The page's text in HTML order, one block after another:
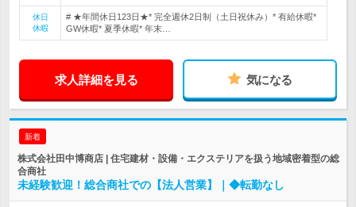
休日
休暇
# ★年間休日123日★* 完全週休2日制（土日祝休み）* 有給休暇*
GW休暇* 夏季休暇* 年末…
求人詳細を見る 気になる
新着
株式会社田中博商店 | 住宅建材・設備・エクステリアを扱う地域密着型の総
合商社
未経験歓迎！総合商社での【法人営業】｜◆転勤なし